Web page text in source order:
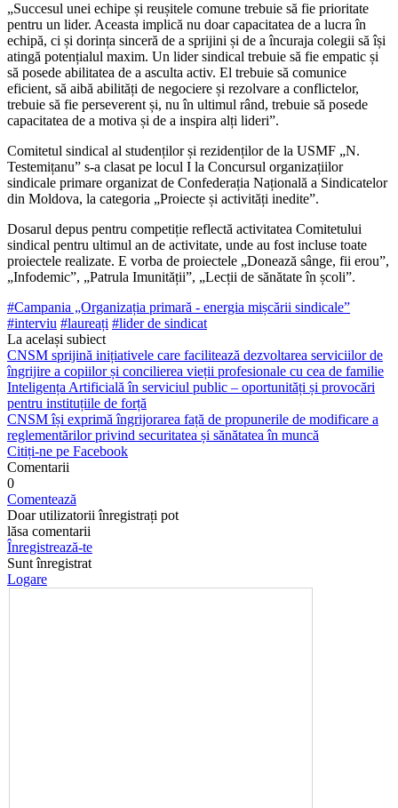
„Succesul unei echipe și reușitele comu­ne trebuie să fie prioritate
pentru un lider. Aceasta implică nu doar capacitatea de a lucra în
echipă, ci și dorința sinceră de a sprijini și de a încuraja colegii să își
atingă potențialul maxim. Un lider sindical trebuie să fie empatic și
să posede abilitatea de a asculta activ. El trebuie să comunice
eficient, să aibă abilități de negociere și rezolvare a conflictelor,
trebuie să fie perseverent și, nu în ultimul rând, trebuie să posede
capacita­tea de a motiva și de a inspira alți lideri”.
Comitetul sindical al studenților și rezidenților de la USMF „N.
Testemițanu” s-a clasat pe locul I la Concursul organizațiilor
sindicale primare organizat de Confederația Națională a Sindicatelor
din Moldova, la ca­tegoria „Proiecte și activități inedite”.
Dosarul depus pentru competiție reflectă activitatea Comitetului
sindical pentru ul­timul an de activitate, unde au fost incluse toate
proiectele realizate. E vorba de proiec­tele „Donează sânge, fii erou”,
„Infodemic”, „Patrula Imunității”, „Lecții de sănătate în școli”.
#Campania „Organizația primară - energia mișcării sindicale”
#interviu #laureați #lider de sindicat
La același subiect
CNSM sprijină inițiativele care facilitează dezvoltarea serviciilor de
îngrijire a copiilor și concilierea vieții profesionale cu cea de familie
Inteligența Artificială în serviciul public – oportunități și provocări
pentru instituțiile de forță
CNSM își exprimă îngrijorarea față de propunerile de modificare a
reglementărilor privind securitatea și sănătatea în muncă
Citiți-ne pe Facebook
Comentarii
0
Comentează
Doar utilizatorii înregistrați pot
lăsa comentarii
Înregistrează-te
Sunt înregistrat
Logare